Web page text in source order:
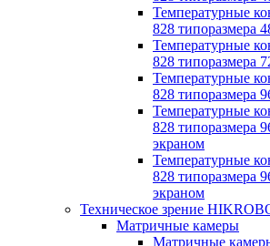
Температурные
828 типоразмера
Температурные
828 типоразмера
Температурные
828 типоразмера
Температурные
828 типоразмера
экраном
Температурные
828 типоразмера
экраном
Техническое зрение
Матричные камеры
Матричные